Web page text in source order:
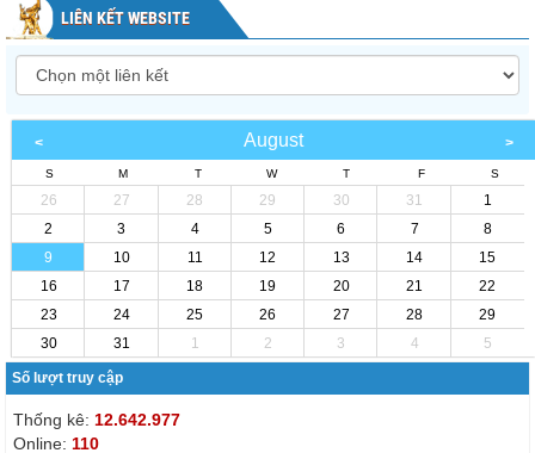
LIÊN KẾT WEBSITE
August
S M T W T F S
26 27 28 29 30 31
1
2
3 4 5 6 7
8
9
10 11 12 13 14
15
16
17 18 19 20 21
22
23
24 25 26 27 28
29
30
31 1 2 3 4 5
Số lượt truy cập
Thống kê: 12.642.977
Online: 110